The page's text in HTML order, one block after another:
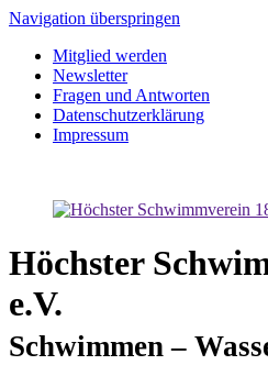
Navigation überspringen
Mitglied werden
Newsletter
Fragen und Antworten
Datenschutzerklärung
Impressum
Höchster
e.V.
Schwimmen –